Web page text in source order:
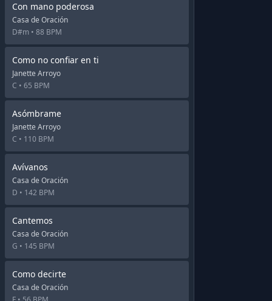
Con mano poderosa
Casa de Oración
D#m • 88 BPM
Como no confiar en ti
Janette Arroyo
C • 65 BPM
Asómbrame
Janette Arroyo
C • 110 BPM
Avívanos
Casa de Oración
D • 142 BPM
Cantemos
Casa de Oración
G • 145 BPM
Como decirte
Casa de Oración